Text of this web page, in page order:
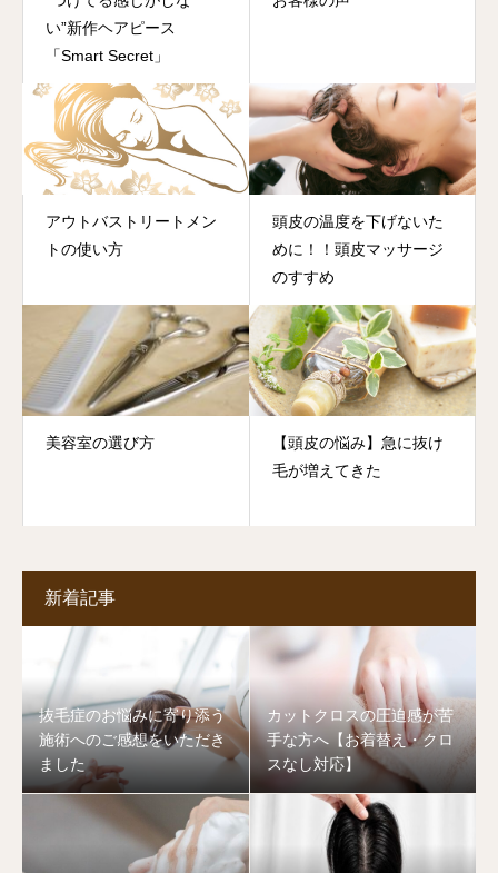
い”新作ヘアピース
「Smart Secret」
アウトバストリートメン
トの使い方
頭皮の温度を下げないた
めに！！頭皮マッサージ
のすすめ
美容室の選び方
【頭皮の悩み】急に抜け
毛が増えてきた
新着記事
抜毛症のお悩みに寄り添う
施術へのご感想をいただき
ました
カットクロスの圧迫感が苦
手な方へ【お着替え・クロ
スなし対応】